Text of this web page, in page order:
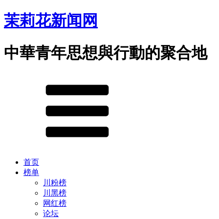
茉莉花新闻网
中華青年思想與行動的聚合地
首页
榜单
川粉榜
川黑榜
网红榜
论坛